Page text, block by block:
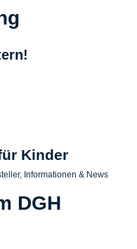
Kinder
, Informationen & News
DGH